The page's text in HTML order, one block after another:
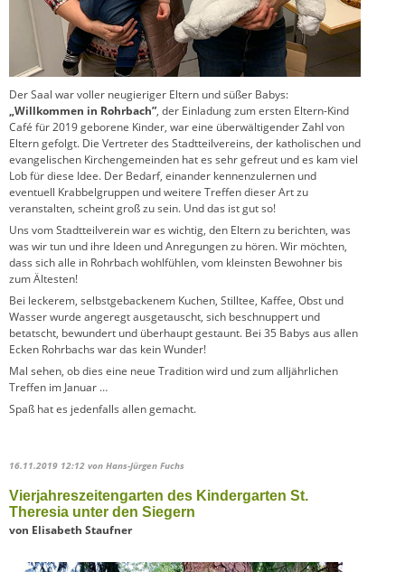
Der Saal war voller neugieriger Eltern und süßer Babys:
„Willkommen in Rohrbach”, der Einladung zum ersten Eltern-Kind
Café für 2019 geborene Kinder, war eine überwältigender Zahl von
Eltern gefolgt. Die Vertreter des Stadtteilvereins, der katholischen und
evangelischen Kirchengemeinden hat es sehr gefreut und es kam viel
Lob für diese Idee. Der Bedarf, einander kennenzulernen und
eventuell Krabbelgruppen und weitere Treffen dieser Art zu
veranstalten, scheint groß zu sein. Und das ist gut so!
Uns vom Stadtteilverein war es wichtig, den Eltern zu berichten, was
was wir tun und ihre Ideen und Anregungen zu hören. Wir möchten,
dass sich alle in Rohrbach wohlfühlen, vom kleinsten Bewohner bis
zum Ältesten!
Bei leckerem, selbstgebackenem Kuchen, Stilltee, Kaffee, Obst und
Wasser wurde angeregt ausgetauscht, sich beschnuppert und
betatscht, bewundert und überhaupt gestaunt. Bei 35 Babys aus allen
Ecken Rohrbachs war das kein Wunder!
Mal sehen, ob dies eine neue Tradition wird und zum alljährlichen
Treffen im Januar …
Spaß hat es jedenfalls allen gemacht.
16.11.2019 12:12 von Hans-Jürgen Fuchs
Vierjahreszeitengarten des Kindergarten St.
Theresia unter den Siegern
von Elisabeth Staufner